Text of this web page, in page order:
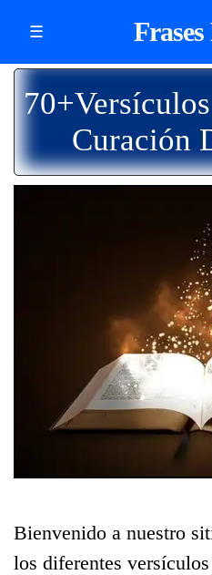
☰
Curación
Bienvenido a nuestro
los diferentes